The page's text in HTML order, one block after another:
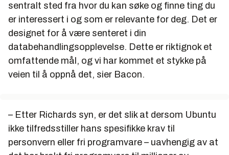
sentralt sted fra hvor du kan søke og finne ting du
er interessert i og som er relevante for deg. Det er
designet for å være senteret i din
databehandlingsopplevelse. Dette er riktignok et
omfattende mål, og vi har kommet et stykke på
veien til å oppnå det, sier Bacon.
– Etter Richards syn, er det slik at dersom Ubuntu
ikke tilfredsstiller hans spesifikke krav til
personvern eller fri programvare – uavhengig av at